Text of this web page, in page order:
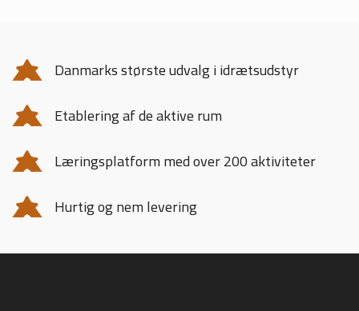
Danmarks største udvalg i idrætsudstyr
Etablering af de aktive rum
Læringsplatform med over 200 aktiviteter
Hurtig og nem levering